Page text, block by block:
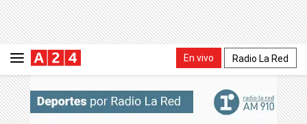
En vivo Radio La Red